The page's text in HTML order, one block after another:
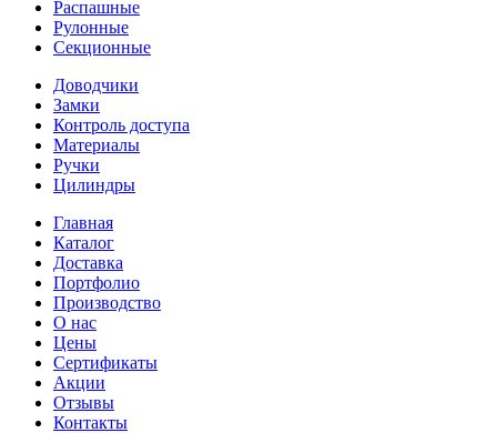
Распашные
Рулонные
Секционные
Доводчики
Замки
Контроль доступа
Материалы
Ручки
Цилиндры
Главная
Каталог
Доставка
Портфолио
Производство
О нас
Цены
Сертификаты
Акции
Отзывы
Контакты